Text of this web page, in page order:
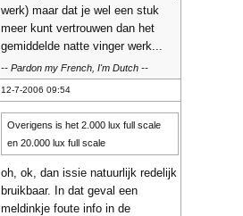
werk) maar dat je wel een stuk
meer kunt vertrouwen dan het
gemiddelde natte vinger werk...
-- Pardon my French, I'm Dutch --
12-7-2006 09:54
Overigens is het 2.000 lux full scale
en 20.000 lux full scale
oh, ok, dan issie natuurlijk redelijk
bruikbaar. In dat geval een
meldinkje foute info in de